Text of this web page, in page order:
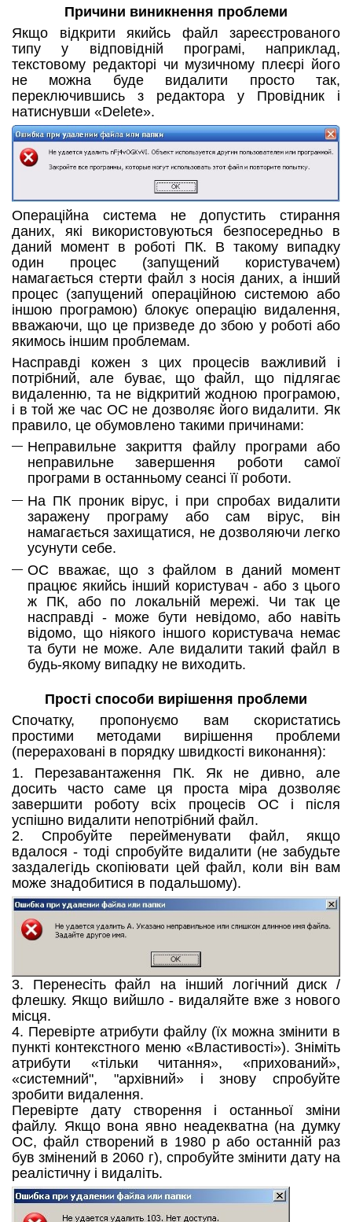
Причини виникнення проблеми
Якщо відкрити якийсь файл зареєстрованого
типу у відповідній програмі, наприклад,
текстовому редакторі чи музичному плеєрі його
не можна буде видалити просто так,
переключившись з редактора у Провідник і
натиснувши «Delete».
Операційна система не допустить стирання
даних, які використовуються безпосередньо в
даний момент в роботі ПК. В такому випадку
один процес (запущений користувачем)
намагається стерти файл з носія даних, а інший
процес (запущений операційною системою або
іншою програмою) блокує операцію видалення,
вважаючи, що це призведе до збою у роботі або
якимось іншим проблемам.
Насправді кожен з цих процесів важливий і
потрібний, але буває, що файл, що підлягає
видаленню, та не відкритий жодною програмою,
і в той же час ОС не дозволяє його видалити. Як
правило, це обумовлено такими причинами:
Неправильне закриття файлу програми або
неправильне завершення роботи самої
програми в останньому сеансі її роботи.
На ПК проник вірус, і при спробах видалити
заражену програму або сам вірус, він
намагається захищатися, не дозволяючи легко
усунути себе.
ОС вважає, що з файлом в даний момент
працює якийсь інший користувач - або з цього
ж ПК, або по локальній мережі. Чи так це
насправді - може бути невідомо, або навіть
відомо, що ніякого іншого користувача немає
та бути не може. Але видалити такий файл в
будь-якому випадку не виходить.
Прості способи вирішення проблеми
Спочатку, пропонуємо вам скористатись
простими методами вирішення проблеми
(перераховані в порядку швидкості виконання):
1. Перезавантаження ПК. Як не дивно, але
досить часто саме ця проста міра дозволяє
завершити роботу всіх процесів ОС і після
успішно видалити непотрібний файл.
2. Спробуйте перейменувати файл, якщо
вдалося - тоді спробуйте видалити (не забудьте
заздалегідь скопіювати цей файл, коли він вам
може знадобитися в подальшому).
3. Перенесіть файл на інший логічний диск /
флешку. Якщо вийшло - видаляйте вже з нового
місця.
4. Перевірте атрибути файлу (їх можна змінити в
пункті контекстного меню «Властивості»). Зніміть
атрибути «тільки читання», «прихований»,
«системний", "архівний» і знову спробуйте
зробити видалення.
Перевірте дату створення і останньої зміни
файлу. Якщо вона явно неадекватна (на думку
ОС, файл створений в 1980 р або останній раз
був змінений в 2060 г), спробуйте змінити дату на
реалістичну і видаліть.